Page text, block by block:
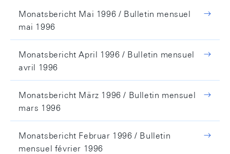
Monatsbericht Mai 1996 / Bulletin mensuel
mai 1996
Monatsbericht April 1996 / Bulletin mensuel
avril 1996
Monatsbericht März 1996 / Bulletin mensuel
mars 1996
Monatsbericht Februar 1996 / Bulletin
mensuel février 1996